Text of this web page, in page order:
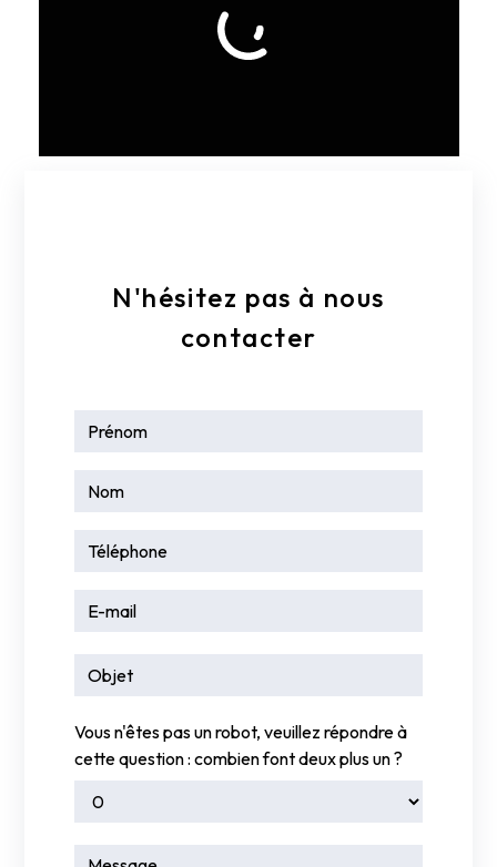
N'hésitez pas à nous
contacter
Vous n'êtes pas un robot, veuillez répondre à
cette question : combien font deux plus un ?